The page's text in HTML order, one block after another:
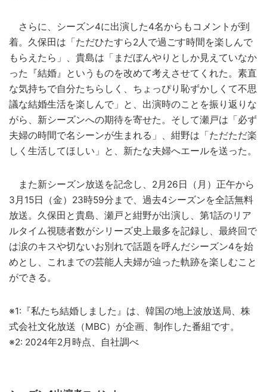
さらに、シーズン4に出演した4名からもコメントが到
着。久保田は「ただひたすら2人で過ごす時間を楽しんで
もらえたら」、貴島は「まだぼんやりとしか見えていなか
った『結婚』というものを改めて考えさせてくれた。素直
な気持ちで自分たちらしく、ちょっぴり恥ずかしくて不思
議な結婚生活を楽しんで」と、出演時のことを振り返りな
がら、新シーズンへの期待を寄せた。そして瀬戸は「必ず
夫婦の時間で名シーンが生まれる」、紺野は「ただただ楽
しく生活してほしい」と、新たな夫婦へエールを送った。
また新シーズン放送を記念し、2月26日（月）正午から
3月15日（金）23時59分まで、過去4シーズンを全話無料
放送。久保田と貴島、瀬戸と紺野が出演し、第1話のリア
ルタイム視聴者数がシリーズ史上最多を記録し、最終回で
は涙のキスや切ないお別れで話題を呼んだシーズン4を始
めとし、これまでの芸能人夫婦が辿った軌跡を楽しむこと
ができる。
※1:『私たち結婚しました』は、韓国の地上波放送局、株
式会社文化放送（MBC）が企画、制作した番組です。
※2: 2024年2月時点、自社調べ